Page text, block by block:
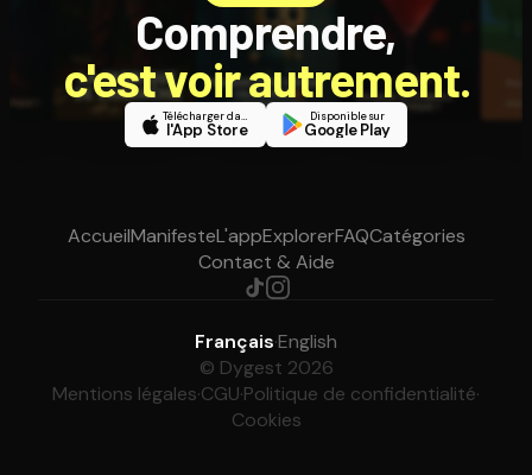
Comprendre,
c'est voir autrement.
Télécharger dans
l'App Store
Disponible sur
Google Play
AccueilManifesteL'appExplorerFAQCatégories
Contact & Aide
Français·English
© Dygest 2026
Mentions légales·CGU·Politique de confidentialité·
Cookies